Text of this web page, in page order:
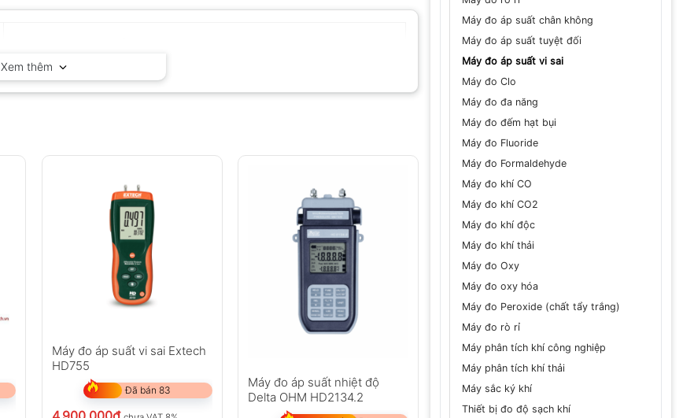
Máy đo áp suất chân không
Máy đo áp suất tuyệt đối
Máy đo áp suất vi sai
Máy đo Clo
Máy đo đa năng
Máy đo đếm hạt bụi
Máy đo Fluoride
Máy đo Formaldehyde
Máy đo khí CO
Máy đo khí CO2
Máy đo khí độc
Máy đo khí thải
Máy đo Oxy
Máy đo oxy hóa
Máy đo Peroxide (chất tẩy trắng)
Máy đo rò rỉ
Máy phân tích khí công nghiệp
Máy phân tích khí thải
Máy sắc ký khí
Thiết bị đo độ sạch khí
Xem thêm
Máy đo áp suất vi sai Extech
HD755
Đã bán 83
Máy đo áp suất nhiệt độ
Delta OHM HD2134.2